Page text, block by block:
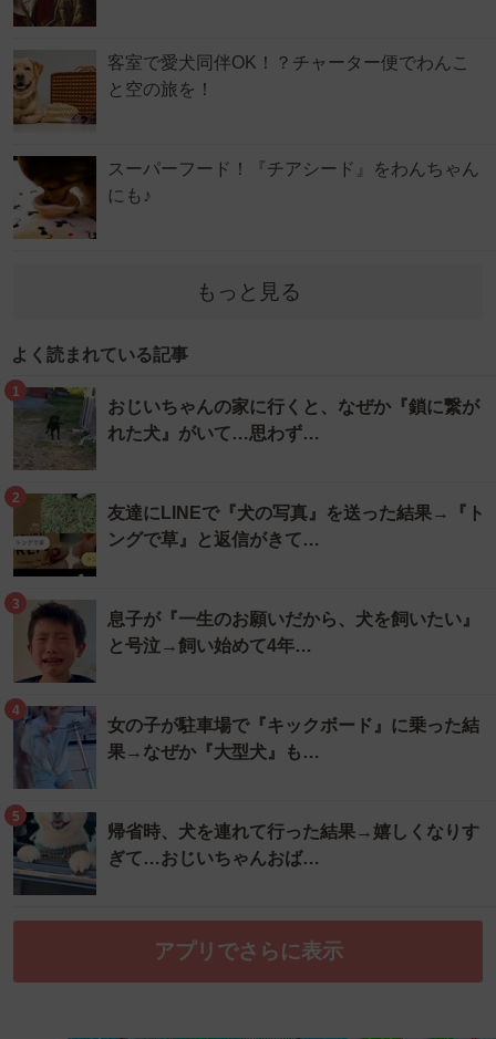
客室で愛犬同伴OK！？チャーター便でわんこ
と空の旅を！
スーパーフード！『チアシード』をわんちゃん
にも♪
もっと見る
よく読まれている記事
1
おじいちゃんの家に行くと、なぜか『鎖に繋が
れた犬』がいて…思わず…
2
友達にLINEで『犬の写真』を送った結果→『ト
ングで草』と返信がきて…
3
息子が『一生のお願いだから、犬を飼いたい』
と号泣→飼い始めて4年…
4
女の子が駐車場で『キックボード』に乗った結
果→なぜか『大型犬』も…
5
帰省時、犬を連れて行った結果→嬉しくなりす
ぎて…おじいちゃんおば…
アプリでさらに表示